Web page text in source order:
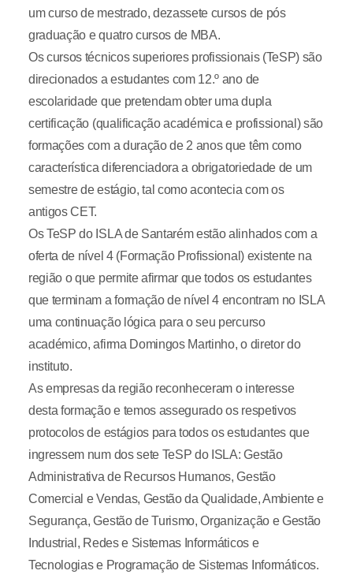
um curso de mestrado, dezassete cursos de pós
graduação e quatro cursos de MBA.
Os cursos técnicos superiores profissionais (TeSP) são
direcionados a estudantes com 12.º ano de
escolaridade que pretendam obter uma dupla
certificação (qualificação académica e profissional) são
formações com a duração de 2 anos que têm como
característica diferenciadora a obrigatoriedade de um
semestre de estágio, tal como acontecia com os
antigos CET.
Os TeSP do ISLA de Santarém estão alinhados com a
oferta de nível 4 (Formação Profissional) existente na
região o que permite afirmar que todos os estudantes
que terminam a formação de nível 4 encontram no ISLA
uma continuação lógica para o seu percurso
académico, afirma Domingos Martinho, o diretor do
instituto.
As empresas da região reconheceram o interesse
desta formação e temos assegurado os respetivos
protocolos de estágios para todos os estudantes que
ingressem num dos sete TeSP do ISLA: Gestão
Administrativa de Recursos Humanos, Gestão
Comercial e Vendas, Gestão da Qualidade, Ambiente e
Segurança, Gestão de Turismo, Organização e Gestão
Industrial, Redes e Sistemas Informáticos e
Tecnologias e Programação de Sistemas Informáticos.